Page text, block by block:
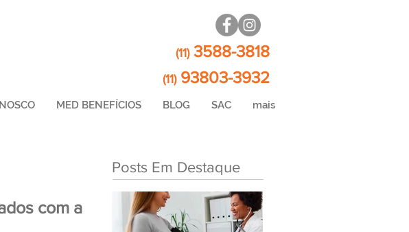
MED BENEFÍCIOS BLOG SAC mais
(11)3588-3818
(11)93803-3932
com a
Posts Em Destaque